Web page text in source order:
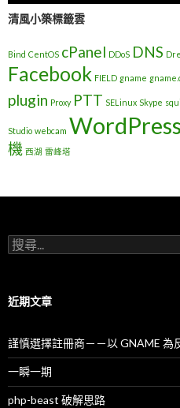
清風小築標籤雲
Bind CentOS cPanel DDoS DNS
Facebook FIELD gname
plugin Proxy PTT SELinux Skype
Studio webcam WordPress
機 西湖 雷峰塔
搜
尋
字
近期文章
謹慎選擇註冊商－－以 GNAME 為
一瞬一期
php-beast 破解思路